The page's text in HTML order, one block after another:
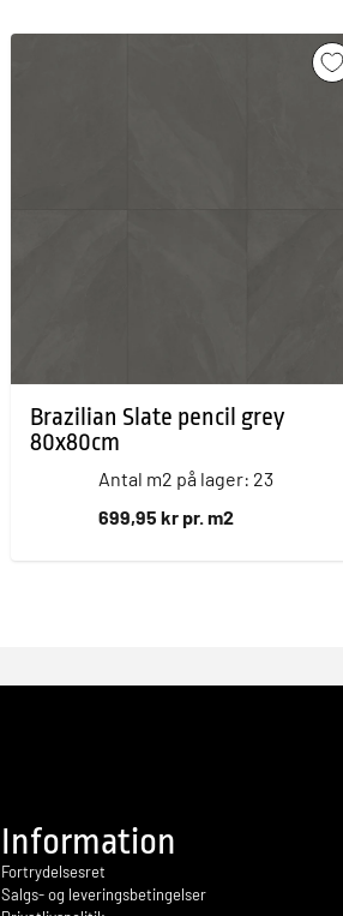
Brazilian Slate pencil grey
80x80cm
Antal m2 på lager: 23
699,95 kr pr. m2
Information
Fortrydelsesret
Salgs- og leveringsbetingelser